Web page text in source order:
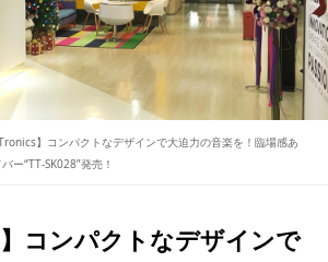
】コンパクトなデザインで大迫力の音楽を！臨場感あ
ー“TT-SK028”発売！
】コンパクトなデザインで